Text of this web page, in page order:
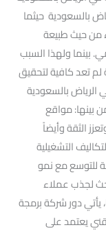
بالسعودية حيثما
من حيث طبيعة
بينما ولهذا السبب
لم تعد كافية لتحقيق
الرياض بالسعودية
بينها: مواقع
الثقة وأيضاً
التشغيلية
للتوسع مع نمو
لجذب عملاء
دور شركة برمجة
يعتمد على